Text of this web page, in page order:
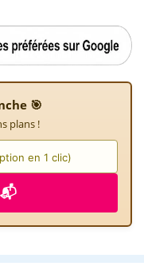
🎯
plans !